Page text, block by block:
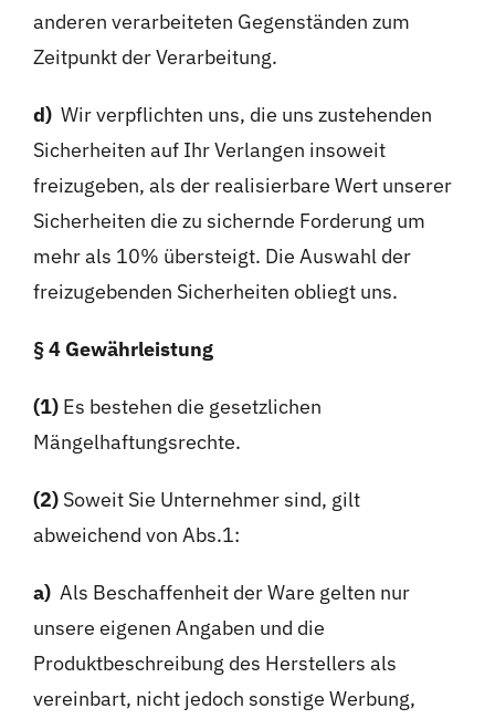
anderen verarbeiteten Gegenständen zum
Zeitpunkt der Verarbeitung.
d) Wir verpflichten uns, die uns zustehenden
Sicherheiten auf Ihr Verlangen insoweit
freizugeben, als der realisierbare Wert unserer
Sicherheiten die zu sichernde Forderung um
mehr als 10% übersteigt. Die Auswahl der
freizugebenden Sicherheiten obliegt uns.
§ 4 Gewährleistung
(1) Es bestehen die gesetzlichen
Mängelhaftungsrechte.
(2)Soweit Sie Unternehmer sind, gilt
abweichend von Abs.1:
a) Als Beschaffenheit der Ware gelten nur
unsere eigenen Angaben und die
Produktbeschreibung des Herstellers als
vereinbart, nicht jedoch sonstige Werbung,